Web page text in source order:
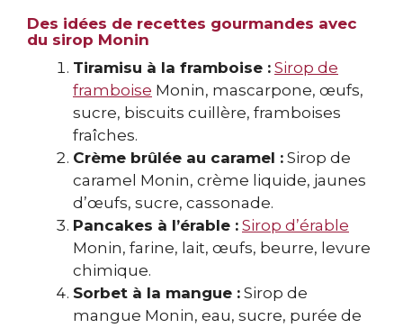
Des idées de recettes gourmandes avec
du sirop Monin
Tiramisu à la framboise : Sirop de
framboise Monin, mascarpone, œufs,
sucre, biscuits cuillère, framboises
fraîches.
Crème brûlée au caramel : Sirop de
caramel Monin, crème liquide, jaunes
d’œufs, sucre, cassonade.
Pancakes à l’érable : Sirop d’érable
Monin, farine, lait, œufs, beurre, levure
chimique.
Sorbet à la mangue : Sirop de
mangue Monin, eau, sucre, purée de